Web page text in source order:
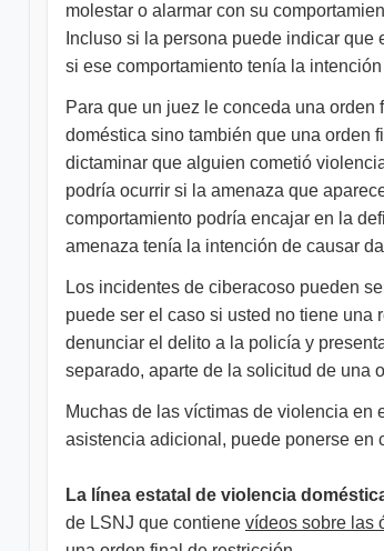
molestar o alarmar con su
Incluso si la persona puede indicar
si ese comportamiento tenía la
Para que un juez le conceda una
doméstica sino también que una orden
dictaminar que alguien cometió
podría ocurrir si la amenaza que
comportamiento podría encajar en la
amenaza tenía la intención de causar
Los incidentes de ciberacoso pueden
puede ser el caso si usted no tiene una
denunciar el delito a la policía y
separado, aparte de la solicitud de una
Muchas de las víctimas de violencia
asistencia adicional, puede ponerse en
La línea estatal de violencia
de LSNJ que contiene vídeos sobre las